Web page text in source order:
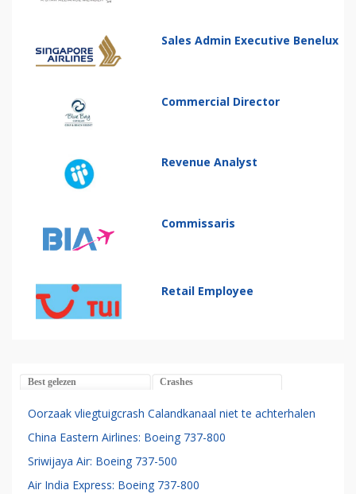
Sales Admin Executive Benelux
Commercial Director
Revenue Analyst
Commissaris
Retail Employee
Best gelezen Crashes
Oorzaak vliegtuigcrash Calandkanaal niet te achterhalen
China Eastern Airlines: Boeing 737-800
Sriwijaya Air: Boeing 737-500
Air India Express: Boeing 737-800